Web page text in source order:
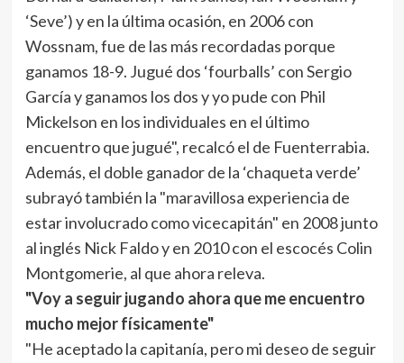
‘Seve’) y en la última ocasión, en 2006 con
Wossnam, fue de las más recordadas porque
ganamos 18-9. Jugué dos ‘fourballs’ con Sergio
García y ganamos los dos y yo pude con Phil
Mickelson en los individuales en el último
encuentro que jugué", recalcó el de Fuenterrabia.
Además, el doble ganador de la ‘chaqueta verde’
subrayó también la "maravillosa experiencia de
estar involucrado como vicecapitán" en 2008 junto
al inglés Nick Faldo y en 2010 con el escocés Colin
Montgomerie, al que ahora releva.
"Voy a seguir jugando ahora que me encuentro
mucho mejor físicamente"
"He aceptado la capitanía, pero mi deseo de seguir